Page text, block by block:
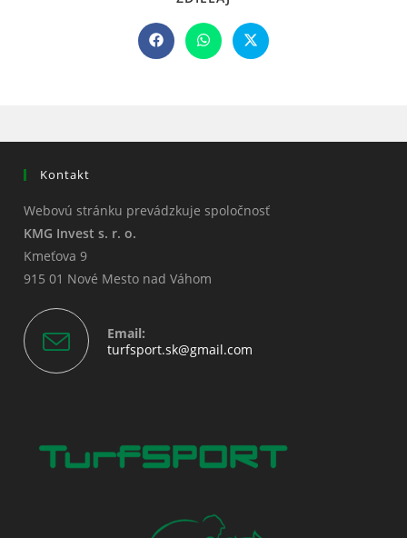
CONTENT
Opens
in
Opens
in
Opens
in
Kontakt
Webovú stránku prevádzkuje spoločnosť
KMG Invest s. r. o.
Kmeťova 9
915 01 Nové Mesto nad Váhom
Email:
turfsport.sk@gmail.com